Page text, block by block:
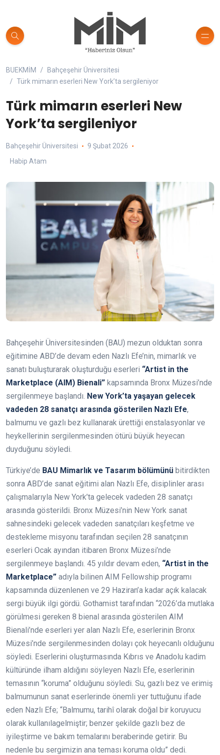
BUEKMİM
Bahçeşehir Üniversitesi
Türk mimarın eserleri New York’ta sergileniyor
Türk mimarın eserleri New
York’ta sergileniyor
Bahçeşehir Üniversitesi
9 Şubat 2026
Habip Atam
Bahçeşehir Üniversitesinden (BAU) mezun olduktan sonra
eğitimine ABD’de devam eden Nazlı Efe’nin, mimarlık ve
sanatı buluşturarak oluşturduğu eserleri “Artist in the
Marketplace (AIM) Bienali” kapsamında Bronx Müzesi’nde
sergilenmeye başlandı. New York’ta yaşayan gelecek
vadeden 28 sanatçı arasında gösterilen Nazlı Efe,
balmumu ve gazlı bez kullanarak ürettiği enstalasyonlar ve
heykellerinin sergilenmesinden ötürü büyük heyecan
duyduğunu söyledi.
Türkiye’de BAU Mimarlık ve Tasarım bölümünü bitirdikten
sonra ABD’de sanat eğitimi alan Nazlı Efe, disiplinler arası
çalışmalarıyla New York’ta gelecek vadeden 28 sanatçı
arasında gösterildi. Bronx Müzesi’nin New York sanat
sahnesindeki gelecek vadeden sanatçıları keşfetme ve
destekleme misyonu tarafından seçilen 28 sanatçının
eserleri Ocak ayından itibaren Bronx Müzesi’nde
sergilenmeye başlandı. 45 yıldır devam eden, “Artist in the
Marketplace” adıyla bilinen AIM Fellowship programı
kapsamında düzenlenen ve 29 Haziran’a kadar açık kalacak
sergi büyük ilgi gördü. Gothamist tarafından “2026’da mutlaka
görülmesi gereken 8 bienal arasında gösterilen AIM
Bienali’nde eserleri yer alan Nazlı Efe, eserlerinin Bronx
Müzesi’nde sergilenmesinden dolayı çok heyecanlı olduğunu
söyledi. Eserlerini oluşturmasında Kıbrıs ve Anadolu kadim
kültüründe ilham aldığını söyleyen Nazlı Efe, eserlerinin
temasının “koruma” olduğunu söyledi. Su, gazlı bez ve erimiş
balmumunun sanat eserlerinde önemli yer tuttuğunu ifade
eden Nazlı Efe; “Balmumu, tarihî olarak doğal bir koruyucu
olarak kullanılagelmiştir; benzer şekilde gazlı bez de
iyileştirme ve bakım temalarını beraberinde getirir. Bu
nedenle bu sergimizin ana teması koruma oldu” dedi.